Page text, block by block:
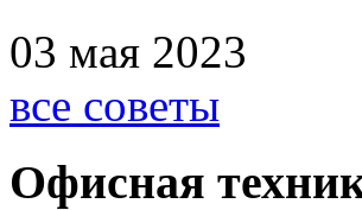
03 мая 2023
все советы
Офисная